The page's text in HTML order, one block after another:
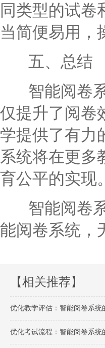
同类型的试卷
当简便易用，
五、总结
智能阅卷系
仅提升了阅卷
学提供了有力
系统将在更多
育公平的实现。
智能阅卷系
能阅卷系统，
【相关推荐】
优化教学评估：智能阅卷系统
优化考试流程：智能阅卷系统